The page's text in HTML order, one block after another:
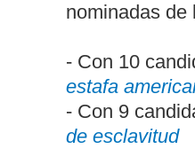
nominadas de
- Con 10
estafa
- Con 9
de esclavitud